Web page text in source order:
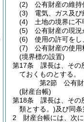
(2)
公有財産の維持
(3)
電気、ガス及び
(4)
土地の境界に不
(5)
公有財産の現況
(6)
使用の許可をし
(7)
公有財産の使用
(境界標の設置)
第17条
課長は、その
ておくものとする。
第2節
公有
(財産台帳)
第18条
課長は、その
類とする。)及び同
2
財産台帳には、次